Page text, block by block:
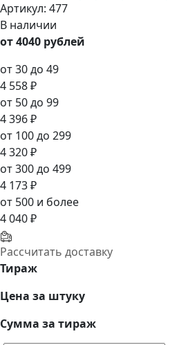
Артикул: 477
В наличии
от 4040 рублей
от 30 до 49
4 558 ₽
от 50 до 99
4 396 ₽
от 100 до 299
4 320 ₽
от 300 до 499
4 173 ₽
от 500 и более
4 040 ₽
Рассчитать доставку
Тираж
Цена за штуку
Сумма за тираж